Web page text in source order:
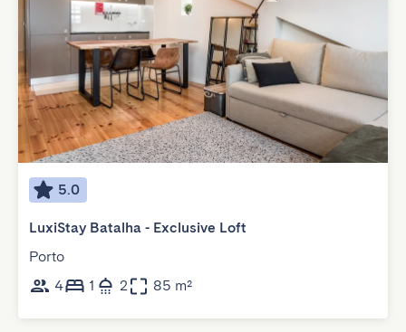
5.0
LuxiStay Batalha - Exclusive Loft
Porto
4
1 2 85 m²